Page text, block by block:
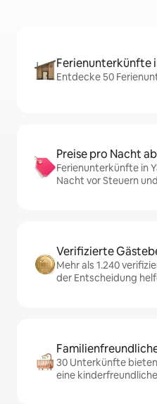
Ferienunterkünfte
Entdecke 50
Preise pro Nacht ab
Ferienunterkünfte in
Nacht vor Steuern
Verifizierte
Mehr als 1.240
der Entscheidung
30 Unterkünfte
eine